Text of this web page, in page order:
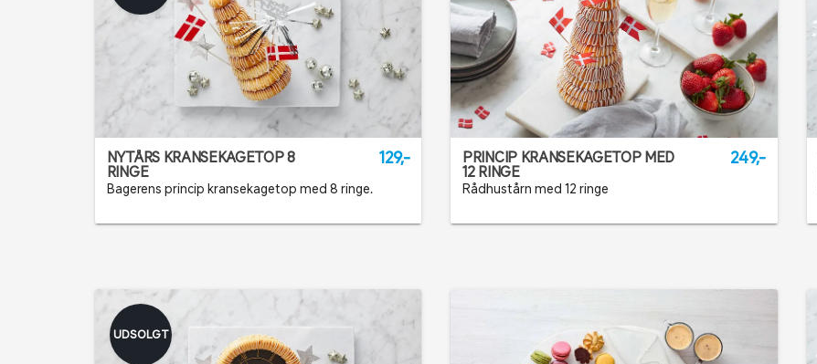
NYTÅRS KRANSEKAGETOP 8
RINGE
129,-
Bagerens princip kransekagetop med 8 ringe.
PRINCIP KRANSEKAGETOP MED
12 RINGE
249,-
Rådhustårn med 12 ringe
UDSOLGT